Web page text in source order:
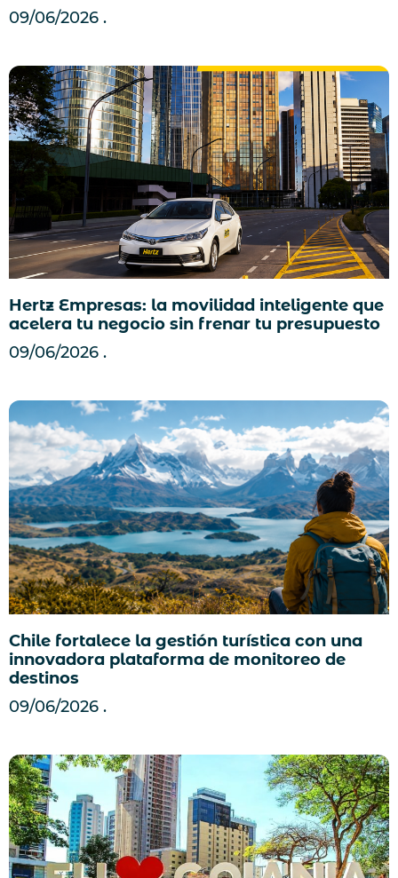
09/06/2026
Hertz Empresas: la movilidad inteligente que
acelera tu negocio sin frenar tu presupuesto
09/06/2026
Chile fortalece la gestión turística con una
innovadora plataforma de monitoreo de
destinos
09/06/2026